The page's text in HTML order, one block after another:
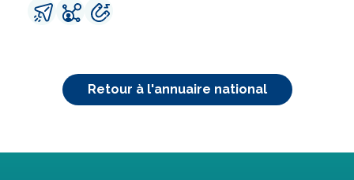
Retour à l'annuaire national